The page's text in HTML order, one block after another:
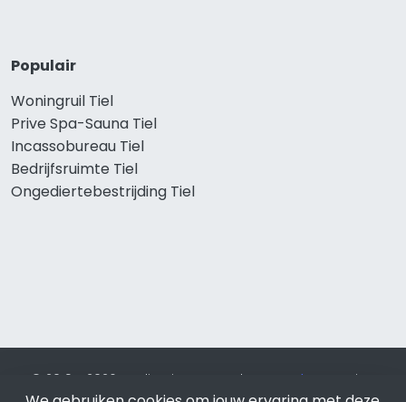
Populair
Woningruil Tiel
Prive Spa-Sauna Tiel
Incassobureau Tiel
Bedrijfsruimte Tiel
Ongediertebestrijding Tiel
© 2019 - 2026 Realisatie en SEO door SEO-bureau
Lion